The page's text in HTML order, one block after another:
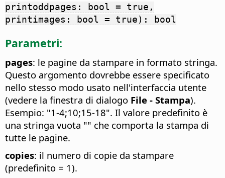
printoddpages: bool = true,
printimages: bool = true): bool
Parametri:
pages: le pagine da stampare in formato stringa.
Questo argomento dovrebbe essere specificato
nello stesso modo usato nell'interfaccia utente
(vedere la finestra di dialogo File - Stampa).
Esempio: "1-4;10;15-18". Il valore predefinito è
una stringa vuota "" che comporta la stampa di
tutte le pagine.
copies: il numero di copie da stampare
(predefinito = 1).